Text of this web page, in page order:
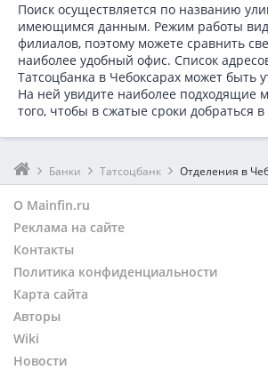
Поиск осуществляется по названию
имеющимся данным. Режим работы
филиалов, поэтому можете сравнить
наиболее удобный офис. Список
Татсоцбанка в Чебоксарах может быть
На ней увидите наиболее подходящие
того, чтобы в сжатые сроки добраться в
Банки Татсоцбанк Отделения в
О Mainfin.ru
Реклама на сайте
Контакты
Политика конфиденциальности
Карта сайта
Авторы
Wiki
Новости